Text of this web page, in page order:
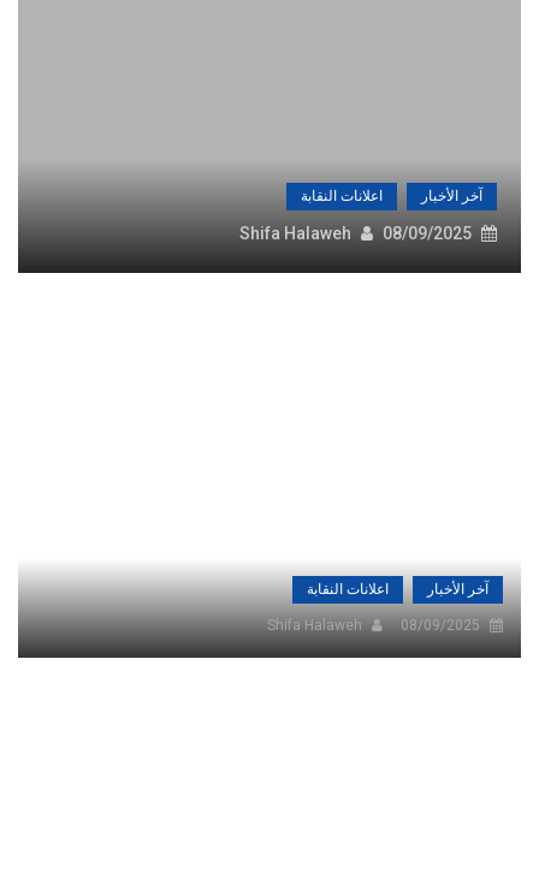
آخر الأخبار اعلانات النقابة
08/09/2025
Shifa Halaweh
آخر الأخبار اعلانات النقابة
08/09/2025
Shifa Halaweh